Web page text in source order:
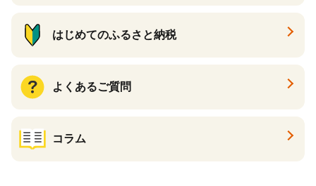
はじめてのふるさと納税
よくあるご質問
コラム